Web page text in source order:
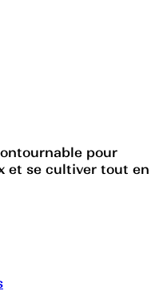
pour
et se cultiver tout en